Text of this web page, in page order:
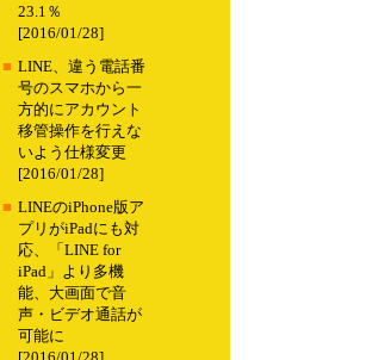
23.1％
[2016/01/28]
■ LINE、違う電話番
号のスマホから一
方的にアカウント
移管操作を行えな
いよう仕様変更
[2016/01/28]
■ LINEのiPhone版ア
プリがiPadにも対
応、「LINE for
iPad」より多機
能、大画面で音
声・ビデオ通話が
可能に